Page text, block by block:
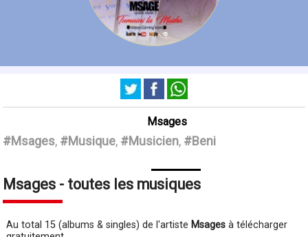
Msages
#Msages, #Musique, #Musicien, #Beni
Msages - toutes les musiques
Au total 15 (albums & singles) de l'artiste Msages à télécharger